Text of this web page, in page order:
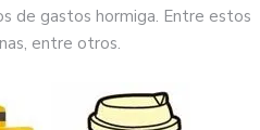
de gastos hormiga. Entre estos
entre otros.